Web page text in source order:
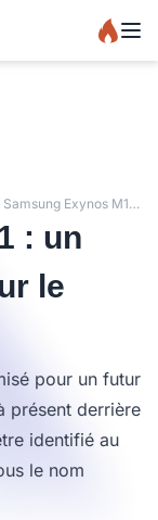
Samsung Exynos M1 : un coeur customisé pour le Galaxy S7 ?
: un
le
pour un futur
présent derrière
identifié au
le nom